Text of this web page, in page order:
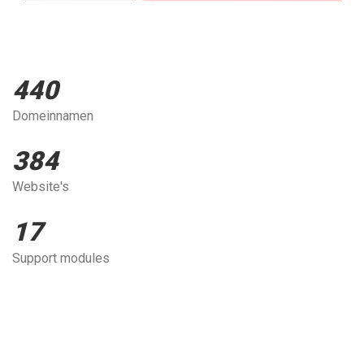
440
Domeinnamen
384
Website's
17
Support modules